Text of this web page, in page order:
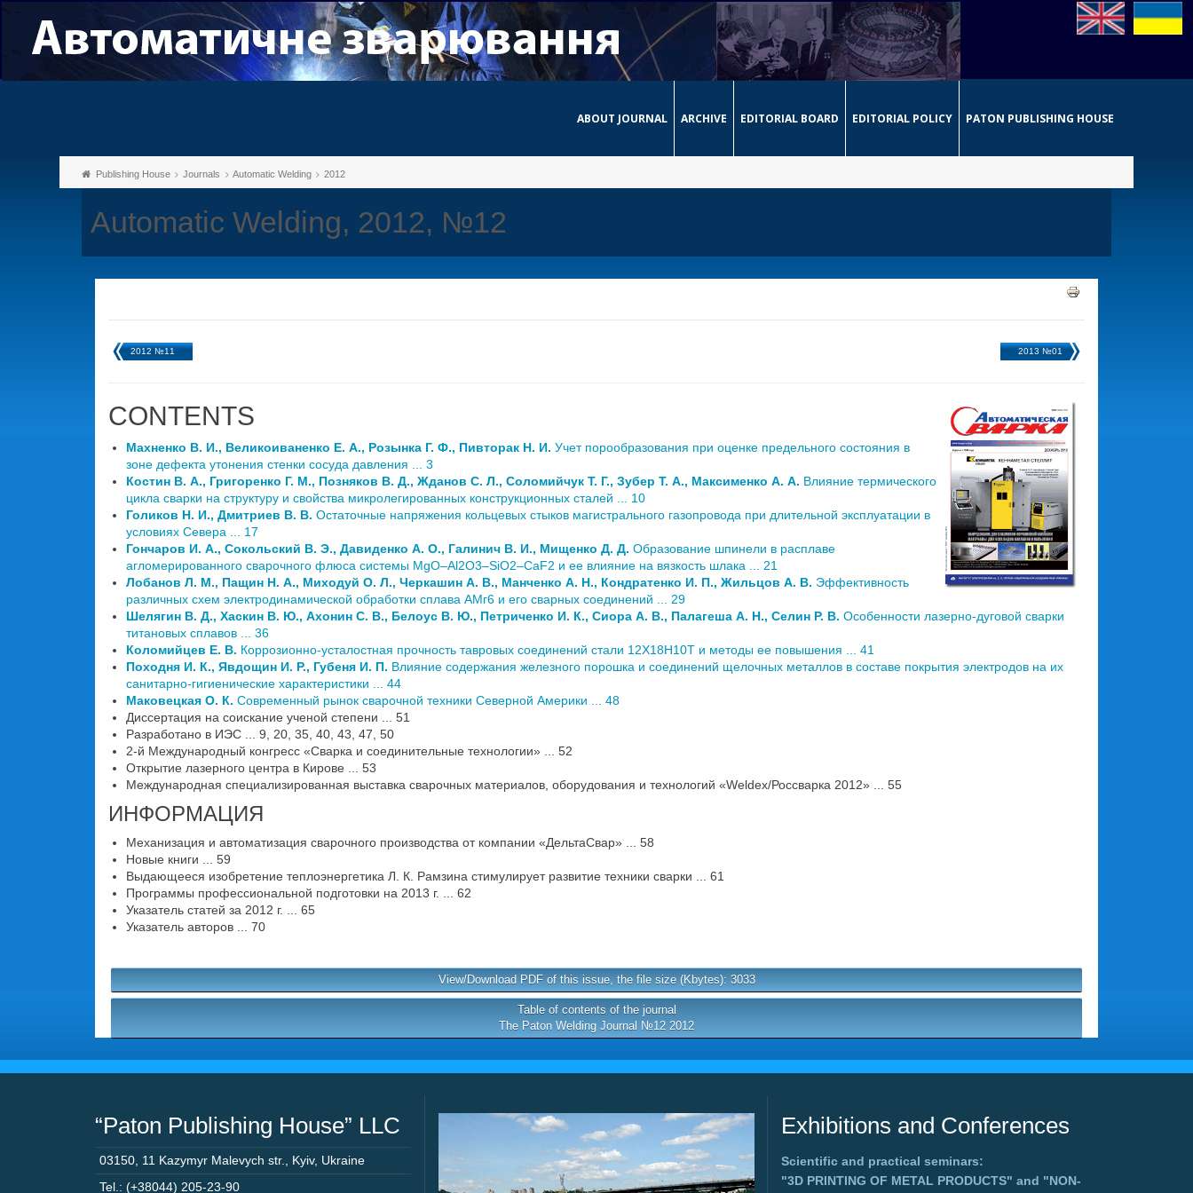
ABOUT JOURNAL ARCHIVE EDITORIAL BOARD EDITORIAL POLICY PATON PUBLISHING HOUSE
Publishing House Journals Automatic Welding 2012
Automatic Welding, 2012, №12
2012 №11 2013 №01
CONTENTS
Махненко В. И., Великоиваненко Е. А., Розынка Г. Ф., Пивторак Н. И. Учет порообразования при оценке предельного состояния в
зоне дефекта утонения стенки сосуда давления ... 3
Костин В. А., Григоренко Г. М., Позняков В. Д., Жданов С. Л., Соломийчук Т. Г., Зубер Т. А., Максименко А. А. Влияние термического
цикла сварки на структуру и свойства микролегированных конструкционных сталей ... 10
Голиков Н. И., Дмитриев В. В. Остаточные напряжения кольцевых стыков магистрального газопровода при длительной эксплуатации в
условиях Севера ... 17
Гончаров И. А., Сокольский В. Э., Давиденко А. О., Галинич В. И., Мищенко Д. Д. Образование шпинели в расплаве
агломерированного сварочного флюса системы MgO–Al2O3–SiO2–CaF2 и ее влияние на вязкость шлака ... 21
Лобанов Л. М., Пащин Н. А., Миходуй О. Л., Черкашин А. В., Манченко А. Н., Кондратенко И. П., Жильцов А. В. Эффективность
различных схем электродинамической обработки сплава АМг6 и его сварных соединений ... 29
Шелягин В. Д., Хаскин В. Ю., Ахонин С. В., Белоус В. Ю., Петриченко И. К., Сиора А. В., Палагеша А. Н., Селин Р. В. Особенности лазерно-дуговой сварки
титановых сплавов ... 36
Коломийцев Е. В. Коррозионно-усталостная прочность тавровых соединений стали 12Х18Н10Т и методы ее повышения ... 41
Походня И. К., Явдощин И. Р., Губеня И. П. Влияние содержания железного порошка и соединений щелочных металлов в составе покрытия электродов на их
санитарно-гигиенические характеристики ... 44
Маковецкая О. К. Современный рынок сварочной техники Северной Америки ... 48
Диссертация на соискание ученой степени ... 51
Разработано в ИЭС ... 9, 20, 35, 40, 43, 47, 50
2-й Международный конгресс «Сварка и соединительные технологии» ... 52
Открытие лазерного центра в Кирове ... 53
Международная специализированная выставка сварочных материалов, оборудования и технологий «Weldex/Россварка 2012» ... 55
ИНФОРМАЦИЯ
Механизация и автоматизация сварочного производства от компании «ДельтаСвар» ... 58
Новые книги ... 59
Выдающееся изобретение теплоэнергетика Л. К. Рамзина стимулирует развитие техники сварки ... 61
Программы профессиональной подготовки на 2013 г. ... 62
Указатель статей за 2012 г. ... 65
Указатель авторов ... 70
View/Download PDF of this issue, the file size (Kbytes): 3033
Table of contents of the journal
The Paton Welding Journal №12 2012
“Paton Publishing House” LLC
03150 11 Kazymyr Malevych str. Kyiv, Ukraine
Tel.: (+38044) 205-23-90
Exhibitions and Conferences
Scientific and practical seminars:
"3D PRINTING OF METAL PRODUCTS" and "NON-